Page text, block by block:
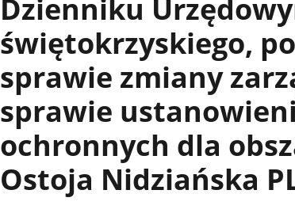
Dzienniku
świętokrzyskiego,
sprawie zmiany
sprawie
ochronnych dla
Ostoja Nidziańska